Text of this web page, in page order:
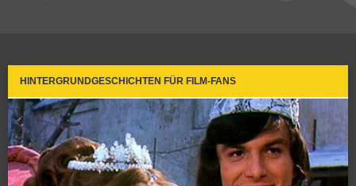
HINTERGRUNDGESCHICHTEN FÜR FILM-FANS